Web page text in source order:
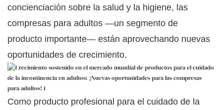
concienciación sobre la salud y la higiene, las
compresas para adultos —un segmento de
producto importante— están aprovechando nuevas
oportunidades de crecimiento.
Como producto profesional para el cuidado de la